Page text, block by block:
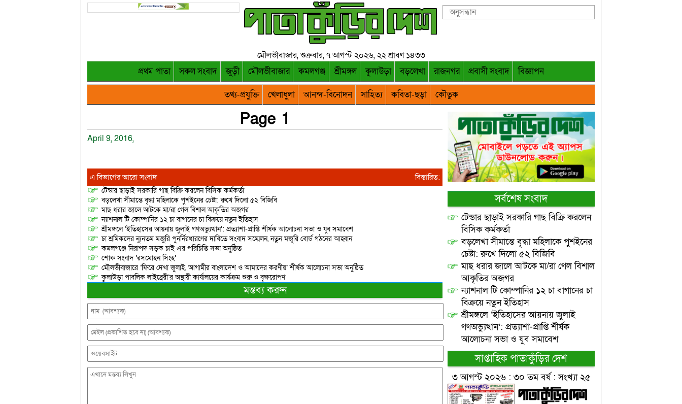
মৌলভীবাজার, শুক্রবার, ৭ আগস্ট ২০২৬, ২২ শ্রাবণ ১৪৩৩
প্রথম পাতা সকল সংবাদ জুড়ী মৌলভীবাজার কমলগঞ্জ শ্রীমঙ্গল কুলাউড়া বড়লেখা রাজনগর প্রবাসী সংবাদ
বিজ্ঞাপন
তথ্য-প্রযুক্তি
খেলাধুলা আনন্দ-বিনোদন সাহিত্য কবিতা-ছড়া কৌতুক
Page 1
April 9, 2016,
এ বিভাগের আরো সংবাদ বিস্তারিত:
টেন্ডার ছাড়াই সরকারি গাছ বিক্রি করলেন বিসিক কর্মকর্তা
বড়লেখা সীমান্তে বৃদ্ধা মহিলাকে পুশইনের চেষ্টা: রুখে দিলো ৫২ বিজিবি
মাছ ধরার জালে আটকে মা/রা গেল বিশাল আকৃতির অজগর
ন্যাশনাল টি কোম্পানির ১২ চা বাগানের চা বিক্রয়ে নতুন ইতিহাস
শ্রীমঙ্গলে ‘ইতিহাসের আয়নায় জুলাই গণঅভ্যুত্থান’: প্রত্যাশা-প্রাপ্তি শীর্ষক আলোচনা সভা ও যুব সমাবেশ
চা শ্রমিকদের ন্যুনতম মজুরি পুনর্নিরধারণের দাবিতে সংবাদ সম্মেলন, নতুন মজুরি বোর্ড গঠনের আহ্বান
কমলগঞ্জে নিরাপদ সড়ক চাই এর পরিচিতি সভা অনুষ্ঠিত
শোক সংবাদ ‘রসমোহন সিংহ’
মৌলভীবাজারে ‘ফিরে দেখা জুলাই, আগামীর বাংলাদেশ ও আমাদের করণীয়’ শীর্ষক আলোচনা সভা অনুষ্ঠিত
কুলাউড়া পাবলিক লাইব্রেরী’র অস্থায়ী কার্যালয়ের কার্যক্রম শুরু ও বৃক্ষরোপণ
মন্তব্য করুন
সর্বশেষ সংবাদ
টেন্ডার ছাড়াই সরকারি গাছ বিক্রি করলেন
বিসিক কর্মকর্তা
বড়লেখা সীমান্তে বৃদ্ধা মহিলাকে পুশইনের
চেষ্টা: রুখে দিলো ৫২ বিজিবি
মাছ ধরার জালে আটকে মা/রা গেল বিশাল
আকৃতির অজগর
ন্যাশনাল টি কোম্পানির ১২ চা বাগানের চা
বিক্রয়ে নতুন ইতিহাস
শ্রীমঙ্গলে ‘ইতিহাসের আয়নায় জুলাই
গণঅভ্যুত্থান’: প্রত্যাশা-প্রাপ্তি শীর্ষক
আলোচনা সভা ও যুব সমাবেশ
সাপ্তাহিক পাতাকুঁড়ির দেশ
৩ আগস্ট ২০২৬ : ৩০ তম বর্ষ : সংখ্যা ২৫